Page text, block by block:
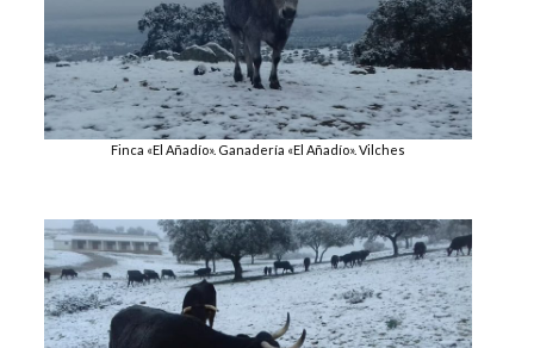
Finca «El Añadío». Ganadería «El Añadío». Vilches